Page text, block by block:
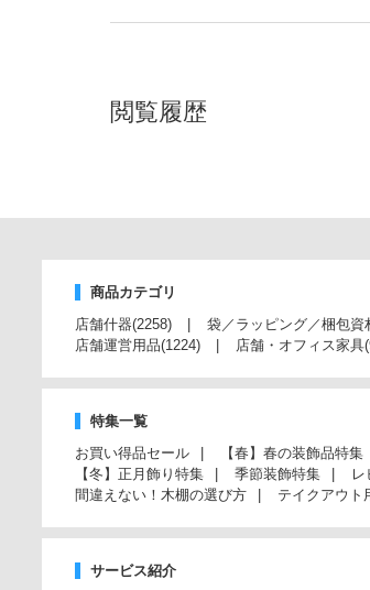
閲覧履歴
商品カテゴリ
店舗什器(2258) 袋／ラッピング／梱包資
店舗運営用品(1224) 店舗・オフィス家具
特集一覧
お買い得品セール
【春】春の装飾品特集
【冬】正月飾り特集
季節装飾特集
間違えない！木棚の選び方
テイクアウト
サービス紹介